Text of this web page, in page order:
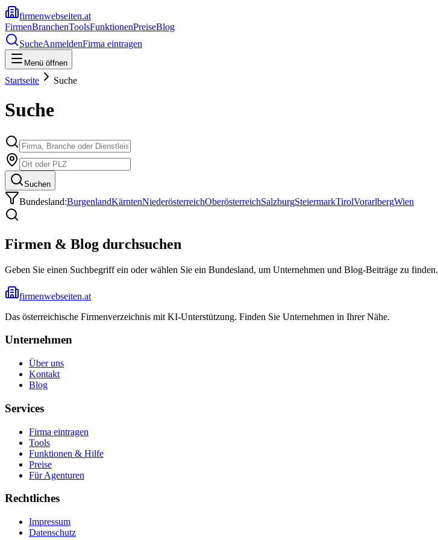
firmenwebseiten.at
FirmenBranchenToolsFunktionenPreiseBlog
SucheAnmeldenFirma eintragen
Menü öffnen
Startseite Suche
Suche
Suchen
Bundesland:BurgenlandKärntenNiederösterreichOberösterreichSalzburgSteiermarkTirolVorarlbergWien
Firmen & Blog durchsuchen
Geben Sie einen Suchbegriff ein oder wählen Sie ein Bundesland, um Unternehmen und Blog-Beiträge zu finden.
firmenwebseiten.at
Das österreichische Firmenverzeichnis mit KI-Unterstützung. Finden Sie Unternehmen in Ihrer Nähe.
Unternehmen
Über uns
Kontakt
Blog
Services
Firma eintragen
Tools
Funktionen & Hilfe
Preise
Für Agenturen
Rechtliches
Impressum
Datenschutz